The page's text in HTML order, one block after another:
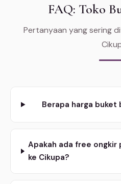
FAQ: Toko
Pertanyaan yang sering
Berapa harga buket
Apakah ada free ongkir
ke Cikupa?